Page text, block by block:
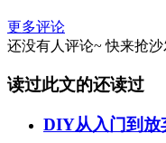
更多评论
还没有人评论~ 快来抢沙
读过此文的还读过
DIY从入门到放